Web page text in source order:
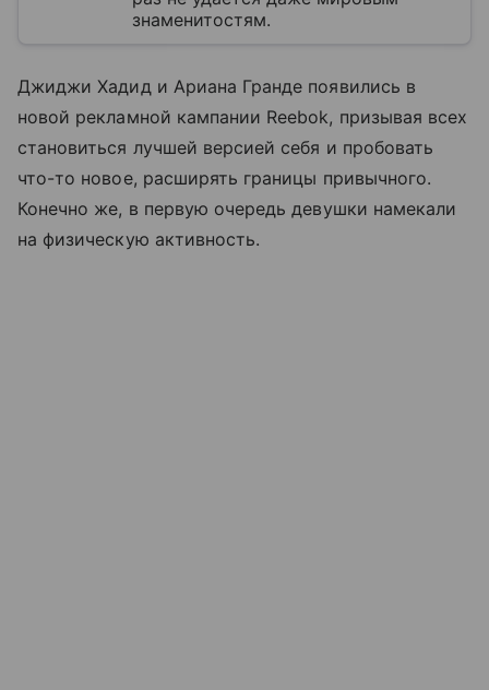
знаменитостям.
Джиджи Хадид и Ариана Гранде появились в
новой рекламной кампании Reebok, призывая всех
становиться лучшей версией себя и пробовать
что-то новое, расширять границы привычного.
Конечно же, в первую очередь девушки намекали
на физическую активность.